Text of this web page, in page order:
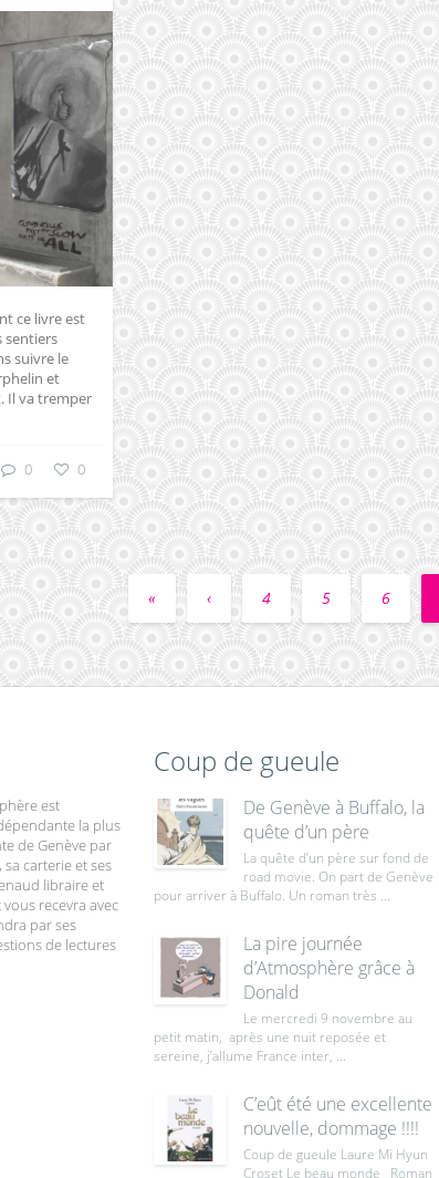
ce livre est
sentiers
suivre le
et
Il va tremper
0 0
« ‹ 4 5 6
est
la plus
de Genève par
carterie et ses
libraire et
recevra avec
par ses
de lectures
Coup de gueule
De Genève à Buffalo, la
quête d’un père
La quête d’un père sur fond de
road movie. On part de Genève
pour arriver à Buffalo. Un roman très ...
La pire journée
d’Atmosphère grâce à
Donald
Le mercredi 9 novembre au
petit matin, après une nuit reposée et
sereine, j’allume France inter, ...
C’eût été une excellente
nouvelle, dommage !!!!
Coup de gueule Laure Mi Hyun
Croset Le beau monde Roman